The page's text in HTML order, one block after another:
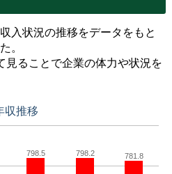
入状況の推移をデータをもと
。
見ることで企業の体力や状況を
収推移
798.5 798.2 781.8